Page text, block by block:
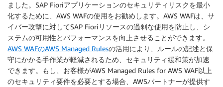
ました。SAP Fioriアプリケーションのセキュリティリスクを最小
化するために、AWS WAFの使用をお勧めします。AWS WAFは、サ
イバー攻撃に対してSAP Fioriリソースの過剰な使用を防止し、シ
ステムの可用性とパフォーマンスを向上させることができます。
AWS WAFのAWS Managed Rulesの活用により、ルールの記述と保
守にかかる手作業が軽減されるため、セキュリティ緩和策が加速
できます。もし、お客様がAWS Managed Rules for AWS WAF以上
のセキュリティ要件を必要とする場合、AWSパートナーが提供す